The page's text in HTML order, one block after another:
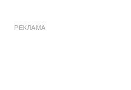
РЕКЛАМА